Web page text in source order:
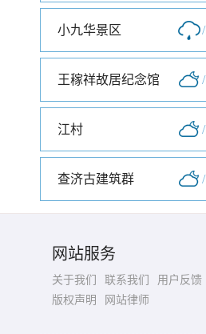
小九华景区 /
王稼祥故居纪念馆 /
江村 /
查济古建筑群 /
网站服务
关于我们 联系我们
用户反馈
版权声明
网站律师